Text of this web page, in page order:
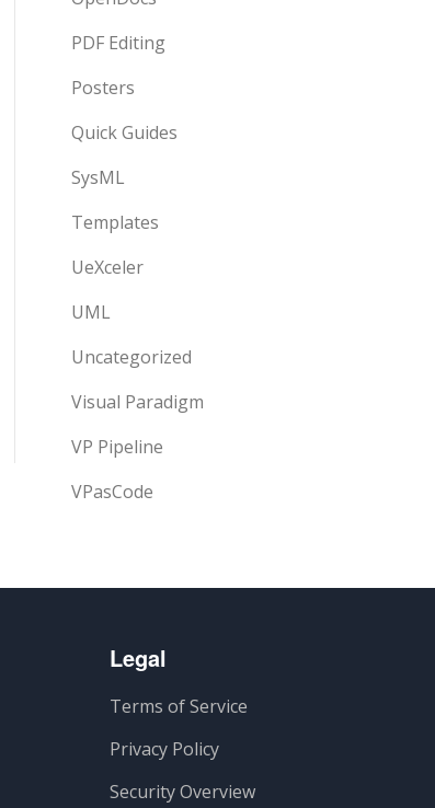
PDF Editing
Posters
Quick Guides
SysML
Templates
UeXceler
UML
Uncategorized
Visual Paradigm
VP Pipeline
VPasCode
Legal
Terms of Service
Privacy Policy
Security Overview